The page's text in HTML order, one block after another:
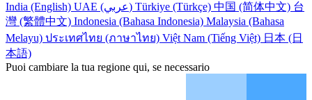
India (English)
UAE (عربي) Türkiye (Türkçe) 中国 (简体中文) 台
灣 (繁體中文) Indonesia (Bahasa Indonesia) Malaysia (Bahasa
Melayu) ประเทศไทย (ภาษาไทย) Việt Nam (Tiếng Việt) 日本 (日
本語)
Puoi cambiare la tua regione qui, se necessario